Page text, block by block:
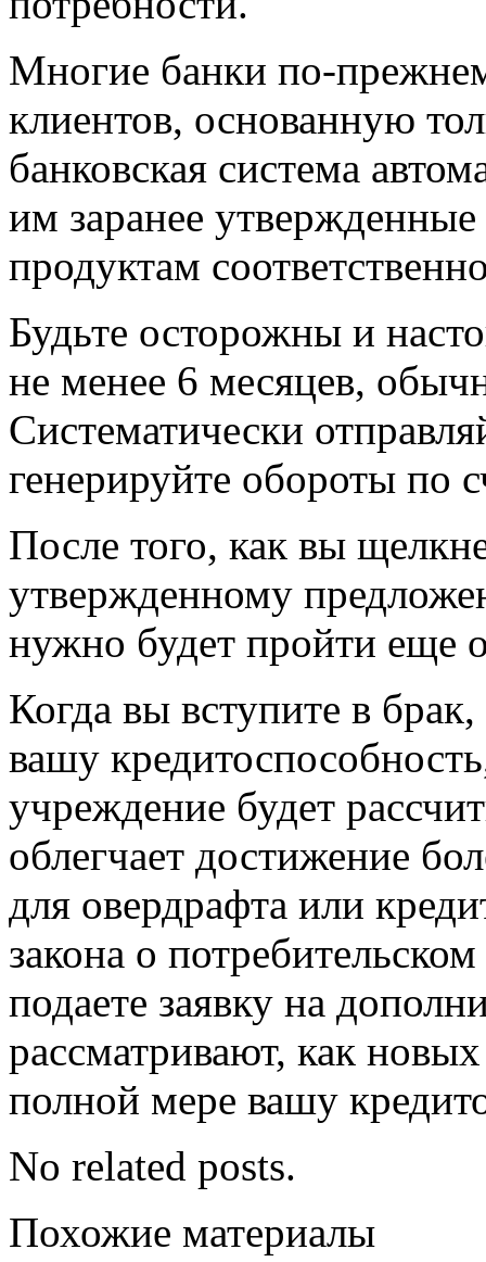
Многие банки по-
клиентов, основанную
банковская система
им заранее
продуктам
Будьте осторожны и
не менее 6 месяцев,
Систематически
генерируйте обороты по
После того, как вы
утвержденному
нужно будет пройти еще
Когда вы вступите в
вашу
учреждение будет
облегчает достижение
для овердрафта или
закона о
подаете заявку на
рассматривают, как
полной мере вашу
No related posts.
Похожие материалы